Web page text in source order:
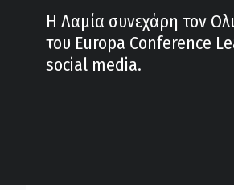
Η Λαμία συνεχάρη τον
του Europa Conference
social media.